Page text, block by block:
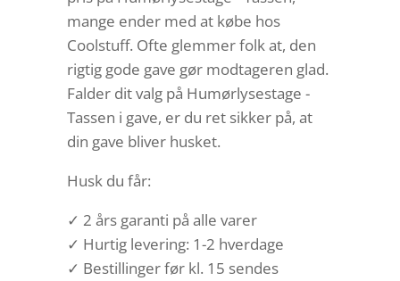
mange ender med at købe hos
Coolstuff. Ofte glemmer folk at, den
rigtig gode gave gør modtageren glad.
Falder dit valg på Humørlysestage -
Tassen i gave, er du ret sikker på, at
din gave bliver husket.
Husk du får:
✓ 2 års garanti på alle varer
✓ Hurtig levering: 1-2 hverdage
✓ Bestillinger før kl. 15 sendes